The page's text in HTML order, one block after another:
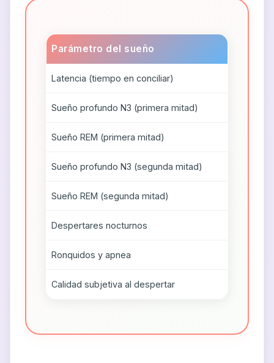
Parámetro del sueño
Latencia (tiempo en conciliar)
Sueño profundo N3 (primera mitad)
Sueño REM (primera mitad)
Sueño profundo N3 (segunda mitad)
Sueño REM (segunda mitad)
Despertares nocturnos
Ronquidos y apnea
Calidad subjetiva al despertar